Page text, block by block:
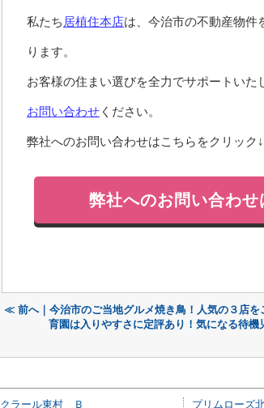
私たち 居植住本店は、今治市の不動産物件
ります。
お客様の住まい選びを全力でサポートいた
お問い合わせ ください。
弊社へのお問い合わせはこちらをクリック↓
弊社へのお問い合わせ
≪ 前へ｜今治市のご当地グルメ焼き鳥！人気の３店を
育園は入りやすさに定評あり！気になる待
クラール東村 Ｂ プリムローズ